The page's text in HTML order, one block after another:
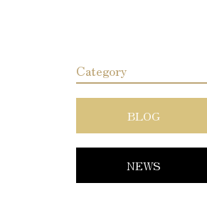
Category
BLOG
NEWS